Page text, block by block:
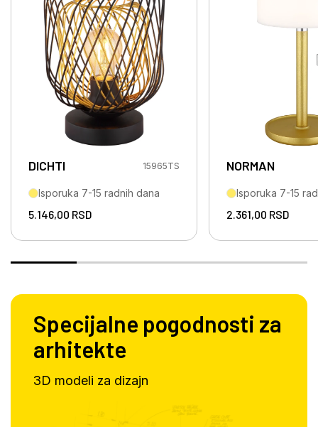
DICHTI 15965TS
Isporuka 7-15 radnih dana
5.146,00 RSD
NORMAN
Isporuka 7-15
2.361,00 RSD
Specijalne pogodnosti za
arhitekte
3D modeli za dizajn